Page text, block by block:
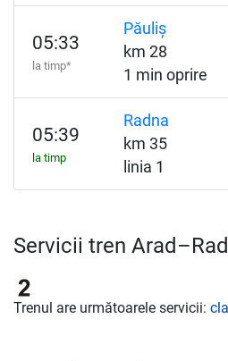
05:33
la timp*
Păuliș
km 28
1 min oprire
05:39
la timp
Radna
km 35
linia 1
Servicii tren
Trenul are următoarele servicii: